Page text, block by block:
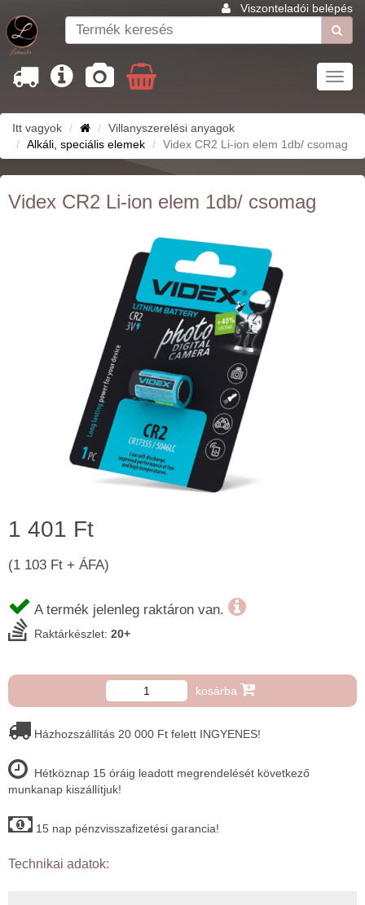
Viszonteladói belépés
Itt vagyok
Villanyszerelési anyagok
Alkáli, speciális elemek
Videx CR2 Li-ion elem 1db/ csomag
Videx CR2 Li-ion elem 1db/ csomag
1 401 Ft
(1 103 Ft + ÁFA)
A termék jelenleg raktáron van.
Raktárkészlet: 20+
kosárba
Házhozszállítás 20 000 Ft felett INGYENES!
Hétköznap 15 óráig leadott megrendelését következő
munkanap kiszállítjuk!
15 nap pénzvisszafizetési garancia!
Technikai adatok: